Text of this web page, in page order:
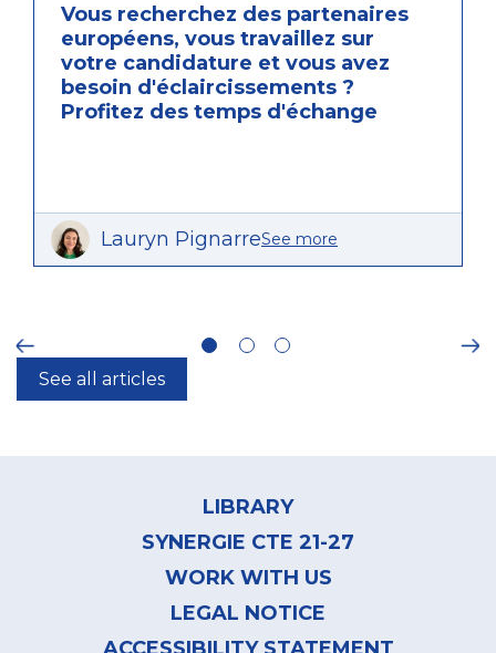
Vous recherchez des partenaires
européens, vous travaillez sur
votre candidature et vous avez
besoin d'éclaircissements ?
Profitez des temps d'échange
Lauryn PignarreSee more
See all articles
LIBRARY
SYNERGIE CTE 21-27
WORK WITH US
LEGAL NOTICE